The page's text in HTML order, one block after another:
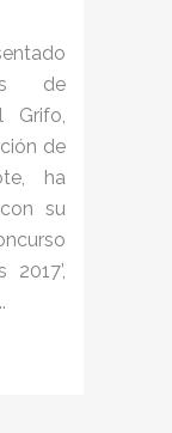
de
Grifo,
de
ha
su